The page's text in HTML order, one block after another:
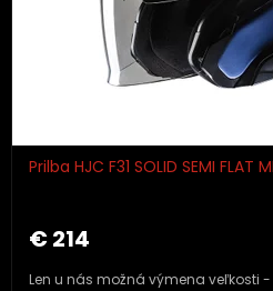
Prilba HJC F31 SOLID SEMI FLAT
€ 214
Len u nás možná výmena